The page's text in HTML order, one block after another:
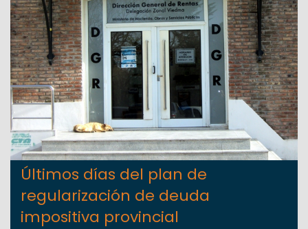
Últimos días del plan de
regularización de deuda
impositiva provincial